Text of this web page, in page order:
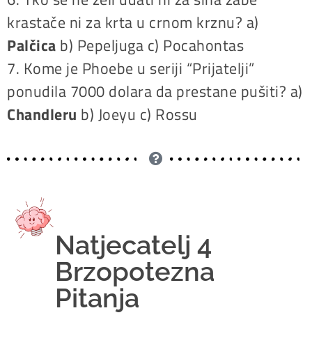
krastače ni za krta u crnom krznu? a)
Palčica b) Pepeljuga c) Pocahontas
7. Kome je Phoebe u seriji “Prijatelji”
ponudila 7000 dolara da prestane pušiti? a)
Chandleru b) Joeyu c) Rossu
Natjecatelj 4
Brzopotezna
Pitanja